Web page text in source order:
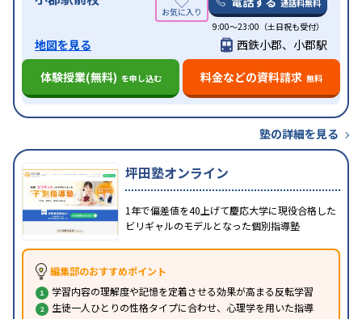
通話料無料
9:00～23:00（土日祝も受付）
地図を見る
西鉄小郡、小郡駅
体験授業(無料) を申し込む 料金などの資料請求 無料
塾の詳細を見る
坪田塾オンライン
1年で偏差値を40上げて慶応大学に現役合格した
ビリギャルのモデルとなった個別指導塾
編集部のおすすめポイント
学習内容の理解度や記憶を定着させる効果が高まる反転学習
生徒一人ひとりの性格タイプに合わせ、心理学を用いた指導